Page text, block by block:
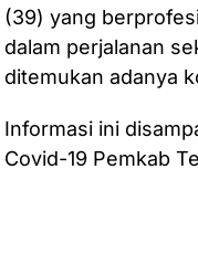
(39) yang
dalam perjalanan
ditemukan adanya
Informasi ini
Covid-19 Pemkab